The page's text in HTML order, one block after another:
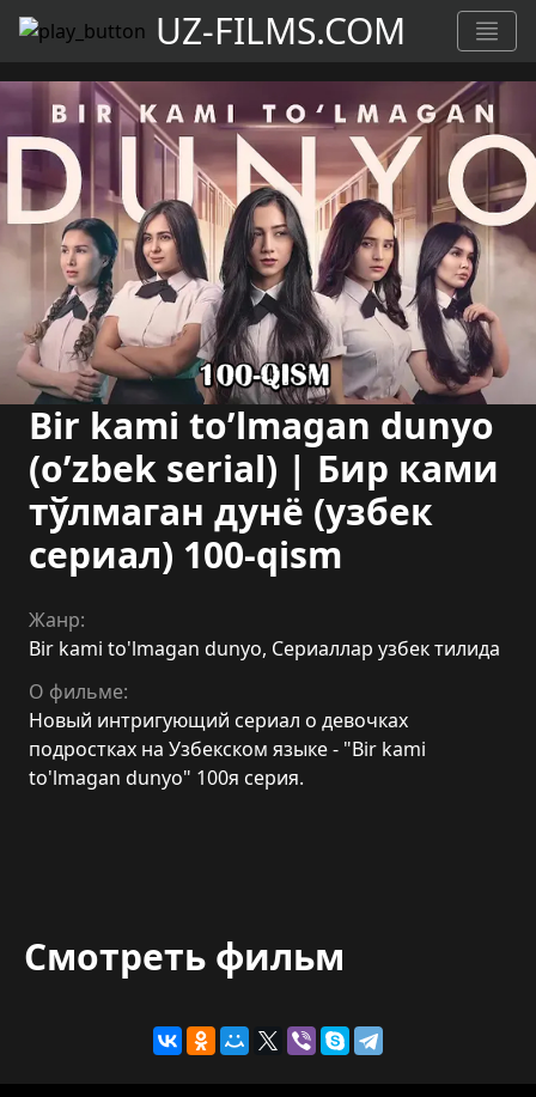
UZ-FILMS.COM
Bir kami to’lmagan dunyo
(o’zbek serial) | Бир ками
тўлмаган дунё (узбек
сериал) 100-qism
Жанр:
Bir kami to'lmagan dunyo, Сериаллар узбек тилида
О фильме:
Новый интригующий сериал о девочках
подростках на Узбекском языке - "Bir kami
to'lmagan dunyo" 100я серия.
Смотреть фильм